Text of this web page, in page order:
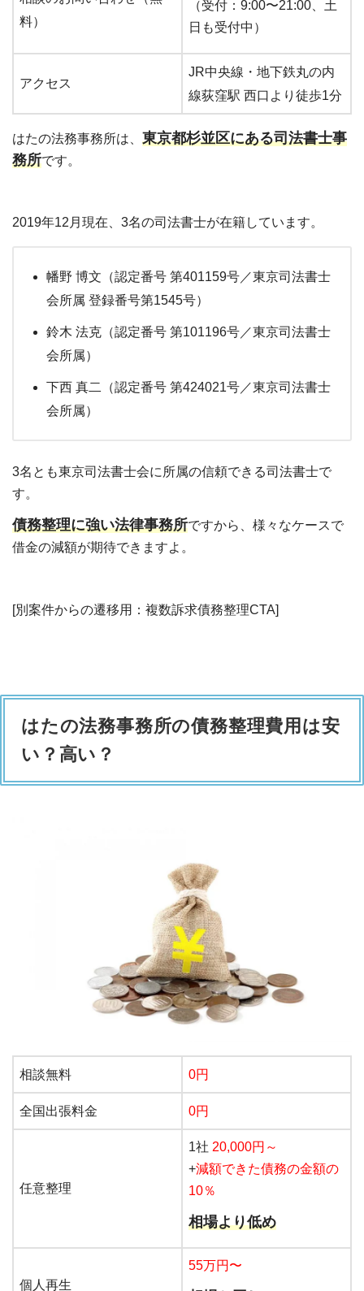
料）
（受付：9:00〜21:00、土
日も受付中）
アクセス
JR中央線・地下鉄丸の内
線荻窪駅 西口より徒歩1分
はたの法務事務所は、 東京都杉並区にある司法書士事
務所です。
2019年12月現在、3名の司法書士が在籍しています。
幡野 博文（認定番号 第401159号／東京司法書士
会所属 登録番号第1545号）
鈴木 法克（認定番号 第101196号／東京司法書士
会所属）
下西 真二（認定番号 第424021号／東京司法書士
会所属）
3名とも東京司法書士会に所属の信頼できる司法書士で
す。
債務整理に強い法律事務所ですから、様々なケースで
借金の減額が期待できますよ。
[別案件からの遷移用：複数訴求債務整理CTA]
はたの法務事務所の債務整理費用は安
い？高い？
相談無料 0円
全国出張料金 0円
任意整理
1社 20,000円～
+減額できた債務の金額の
10％
相場より低め
個人再生
55万円〜